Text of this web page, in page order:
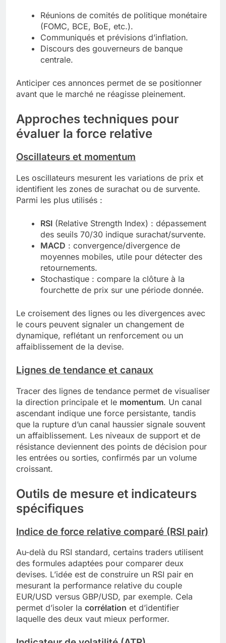
Réunions de comités de politique monétaire
(FOMC, BCE, BoE, etc.).
Communiqués et prévisions d’inflation.
Discours des gouverneurs de banque
centrale.
Anticiper ces annonces permet de se positionner
avant que le marché ne réagisse pleinement.
Approches techniques pour
évaluer la force relative
Oscillateurs et momentum
Les oscillateurs mesurent les variations de prix et
identifient les zones de surachat ou de survente.
Parmi les plus utilisés :
RSI (Relative Strength Index) : dépassement
des seuils 70/30 indique surachat/survente.
MACD : convergence/divergence de
moyennes mobiles, utile pour détecter des
retournements.
Stochastique : compare la clôture à la
fourchette de prix sur une période donnée.
Le croisement des lignes ou les divergences avec
le cours peuvent signaler un changement de
dynamique, reflétant un renforcement ou un
affaiblissement de la devise.
Lignes de tendance et canaux
Tracer des lignes de tendance permet de visualiser
la direction principale et le momentum. Un canal
ascendant indique une force persistante, tandis
que la rupture d’un canal haussier signale souvent
un affaiblissement. Les niveaux de support et de
résistance deviennent des points de décision pour
les entrées ou sorties, confirmés par un volume
croissant.
Outils de mesure et indicateurs
spécifiques
Indice de force relative comparé (RSI pair)
Au-delà du RSI standard, certains traders utilisent
des formules adaptées pour comparer deux
devises. L’idée est de construire un RSI pair en
mesurant la performance relative du couple
EUR/USD versus GBP/USD, par exemple. Cela
permet d’isoler la corrélation et d’identifier
laquelle des deux vaut mieux performer.